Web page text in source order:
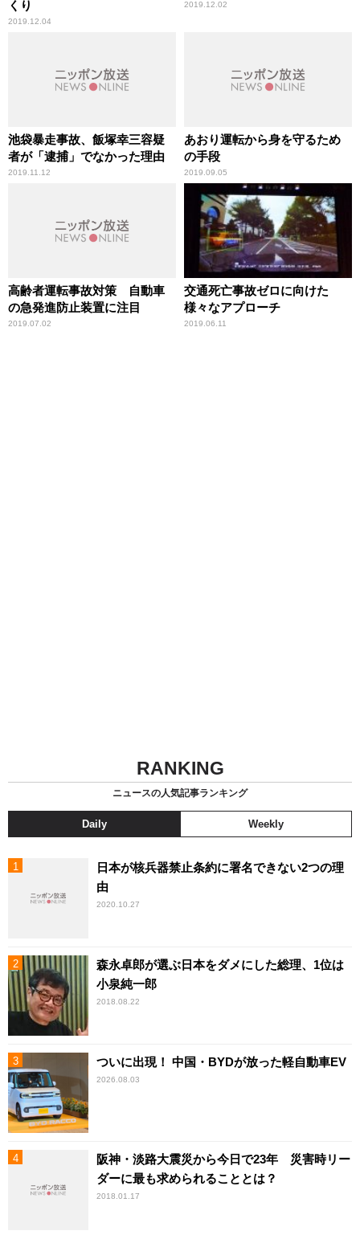
くり
2019.12.04
2019.12.02
池袋暴走事故、飯塚幸三容疑
者が「逮捕」でなかった理由
2019.11.12
あおり運転から身を守るため
の手段
2019.09.05
高齢者運転事故対策 自動車
の急発進防止装置に注目
2019.07.02
交通死亡事故ゼロに向けた
様々なアプローチ
2019.06.11
RANKING
ニュースの人気記事ランキング
Daily Weekly
日本が核兵器禁止条約に署名できない2つの理
由
2020.10.27
森永卓郎が選ぶ日本をダメにした総理、1位は
小泉純一郎
2018.08.22
ついに出現！ 中国・BYDが放った軽自動車EV
2026.08.03
阪神・淡路大震災から今日で23年 災害時リー
ダーに最も求められることとは？
2018.01.17